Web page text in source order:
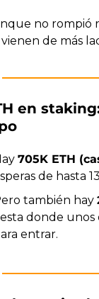
no rompió
de más
en
705K ETH
de hasta
también hay
donde unos
entrar.